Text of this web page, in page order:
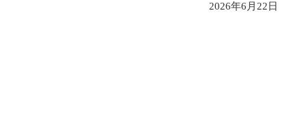
2026年6月22日